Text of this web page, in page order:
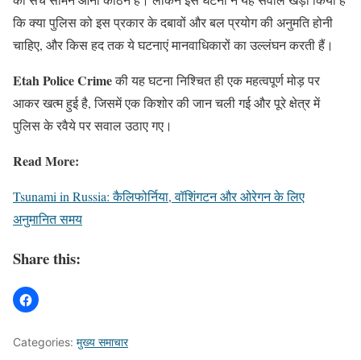
कि क्या पुलिस को इस प्रकार के दबावों और बल प्रयोग की अनुमति होनी
चाहिए, और किस हद तक ये घटनाएं मानवाधिकारों का उल्लंघन करती हैं।
Etah Police Crimeकी यह घटना निश्चित ही एक महत्वपूर्ण मोड़ पर
आकर खत्म हुई है, जिसमें एक किशोर की जान चली गई और पूरे क्षेत्र में
पुलिस के रवैये पर सवाल उठाए गए।
Read More:
Tsunami in Russia: कैलिफोर्निया, वॉशिंगटन और ओरेगन के लिए
अनुमानित समय
Share this:
Categories: मुख्य समाचार